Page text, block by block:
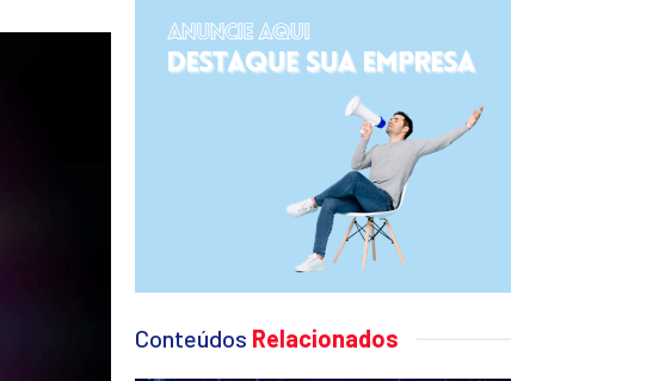
Conteúdos Relacionados